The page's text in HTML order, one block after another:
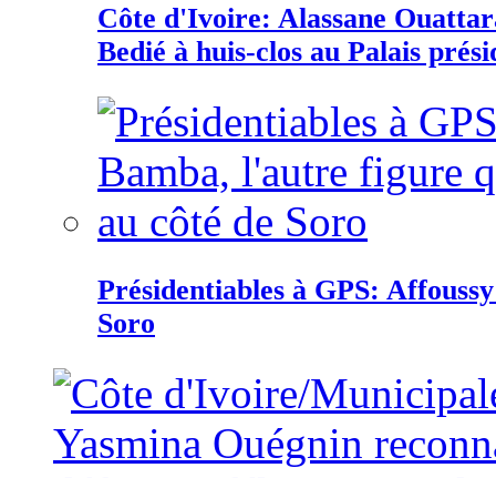
Côte d'Ivoire: Alassane
Bedié à huis-clos au Palais
Présidentiables à GPS:
Soro